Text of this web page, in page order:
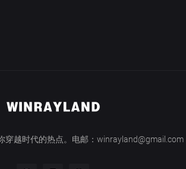
穿越时代的热点。电邮：winrayland@gmail.com